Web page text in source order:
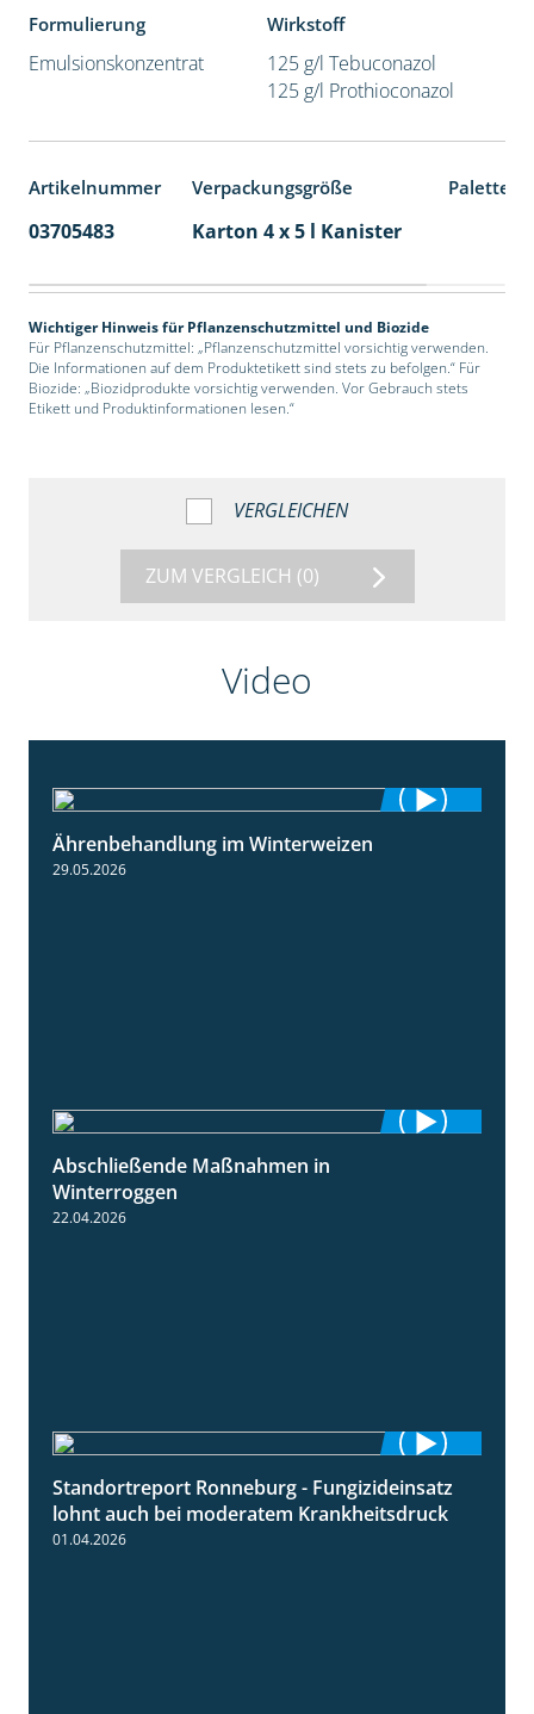
Formulierung
Emulsionskonzentrat
Wirkstoff
125 g/l Tebuconazol
125 g/l Prothioconazol
Artikelnummer Verpackungsgröße
03705483 Karton 4 x 5 l Kanister
Wichtiger Hinweis für Pflanzenschutzmittel und Biozide
Für Pflanzenschutzmittel: „Pflanzenschutzmittel vorsichtig verwenden.
Die Informationen auf dem Produktetikett sind stets zu befolgen.“ Für
Biozide: „Biozidprodukte vorsichtig verwenden. Vor Gebrauch stets
Etikett und Produktinformationen lesen.“
VERGLEICHEN
ZUM VERGLEICH (0)
Video
Ährenbehandlung im Winterweizen
29.05.2026
Abschließende Maßnahmen in
Winterroggen
22.04.2026
5:04
Standortreport Ronneburg - Fungizideinsatz
lohnt auch bei moderatem Krankheitsdruck
01.04.2026